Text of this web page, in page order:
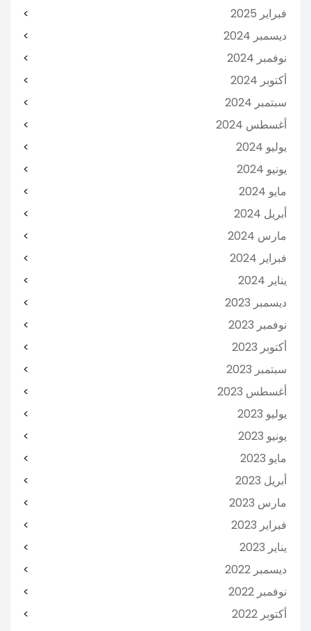
فبراير 2025
ديسمبر 2024
نوفمبر 2024
أكتوبر 2024
سبتمبر 2024
أغسطس 2024
يوليو 2024
يونيو 2024
مايو 2024
أبريل 2024
مارس 2024
فبراير 2024
يناير 2024
ديسمبر 2023
نوفمبر 2023
أكتوبر 2023
سبتمبر 2023
أغسطس 2023
يوليو 2023
يونيو 2023
مايو 2023
أبريل 2023
مارس 2023
فبراير 2023
يناير 2023
ديسمبر 2022
نوفمبر 2022
أكتوبر 2022